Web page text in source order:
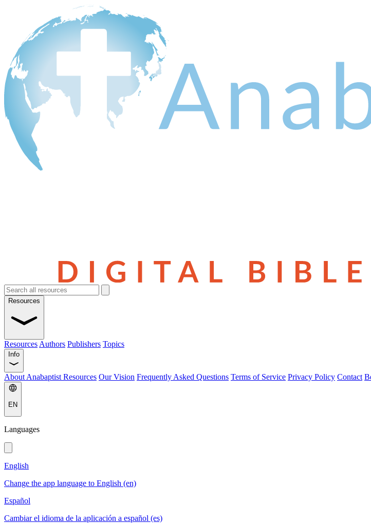
Resources
Resources Authors Publishers Topics
Info
About Anabaptist Resources Our Vision Frequently Asked Questions Terms of Service Privacy Policy Contact
EN
Languages
English
Change the app language to English (en)
Español
Cambiar el idioma de la aplicación a español (es)